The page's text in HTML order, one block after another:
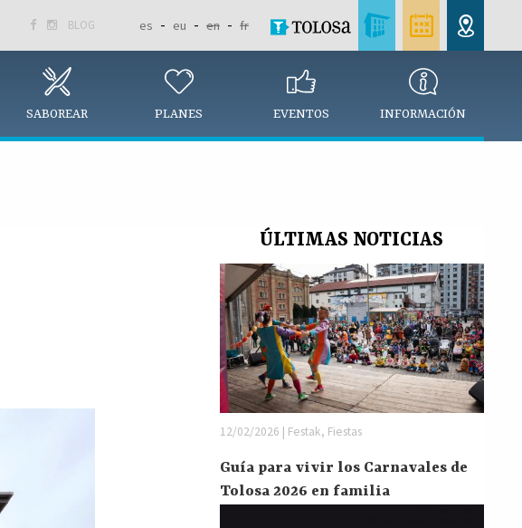
  BLOG es eu en fr
SABOREAR PLANES EVENTOS INFORMACIÓN
ÚLTIMAS NOTICIAS
12/02/2026 | Festak, Fiestas
Guía para vivir los Carnavales de
Tolosa 2026 en familia